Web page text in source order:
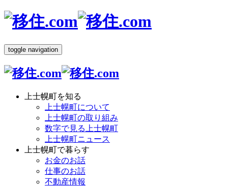
toggle navigation
上士幌町を知る
上士幌町について
上士幌町の取り組み
数字で見る上士幌町
上士幌町ニュース
上士幌町で暮らす
お金のお話
仕事のお話
不動産情報